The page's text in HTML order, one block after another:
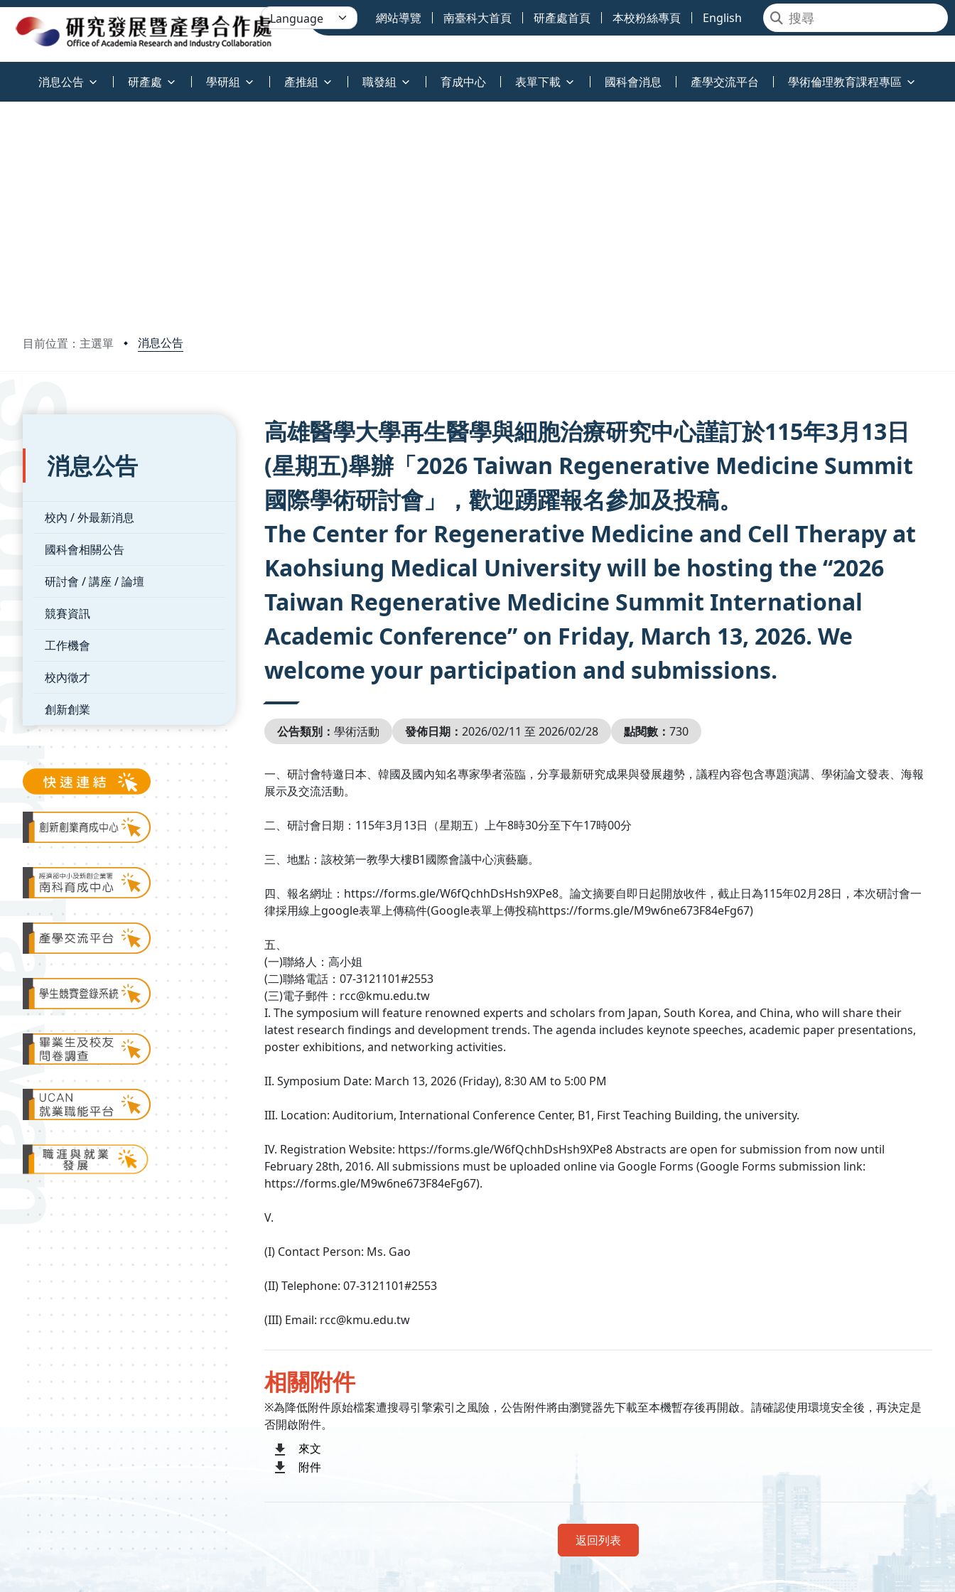
網站導覽 南臺科大首頁 研產處首頁 本校粉絲專頁 English
消息公告 研產處 學研組 產推組 職發組 育成中心 表單下載 國科會消息 產學交流平台 學術倫理教育課程專區
目前位置：主選單 消息公告
:::
消息公告
校內 / 外最新消息
國科會相關公告
研討會 / 講座 / 論壇
競賽資訊
工作機會
校內徵才
創新創業
高雄醫學大學再生醫學與細胞治療研究中心謹訂於115年3月13日
(星期五)舉辦「2026 Taiwan Regenerative Medicine Summit
國際學術研討會」，歡迎踴躍報名參加及投稿。
The Center for Regenerative Medicine and Cell Therapy at
Kaohsiung Medical University will be hosting the “2026
Taiwan Regenerative Medicine Summit International
Academic Conference” on Friday, March 13, 2026. We
welcome your participation and submissions.
公告類別： 學術活動 發佈日期： 2026/02/11 至 2026/02/28 點閱數： 730
一、研討會特邀日本、韓國及國內知名專家學者蒞臨，分享最新研究成果與發展趨勢，議程內容包含專題演講、學術論文發表、海報
展示及交流活動。
二、研討會日期：115年3月13日（星期五）上午8時30分至下午17時00分
三、地點：該校第一教學大樓B1國際會議中心演藝廳。
四、報名網址：https://forms.gle/W6fQchhDsHsh9XPe8。論文摘要自即日起開放收件，截止日為115年02月28日，本次研討會一
律採用線上google表單上傳稿件(Google表單上傳投稿https://forms.gle/M9w6ne673F84eFg67)
五、
(一)聯絡人：高小姐
(二)聯絡電話：07-3121101#2553
(三)電子郵件：rcc@kmu.edu.tw
I. The symposium will feature renowned experts and scholars from Japan, South Korea, and China, who will share their
latest research findings and development trends. The agenda includes keynote speeches, academic paper presentations,
poster exhibitions, and networking activities.
II. Symposium Date: March 13, 2026 (Friday), 8:30 AM to 5:00 PM
III. Location: Auditorium, International Conference Center, B1, First Teaching Building, the university.
IV. Registration Website: https://forms.gle/W6fQchhDsHsh9XPe8 Abstracts are open for submission from now until
February 28th, 2016. All submissions must be uploaded online via Google Forms (Google Forms submission link:
https://forms.gle/M9w6ne673F84eFg67).
V.
(I) Contact Person: Ms. Gao
(II) Telephone: 07-3121101#2553
(III) Email: rcc@kmu.edu.tw
相關附件
※為降低附件原始檔案遭搜尋引擎索引之風險，公告附件將由瀏覽器先下載至本機暫存後再開啟。請確認使用環境安全後，再決定是
否開啟附件。
來文
附件
返回列表